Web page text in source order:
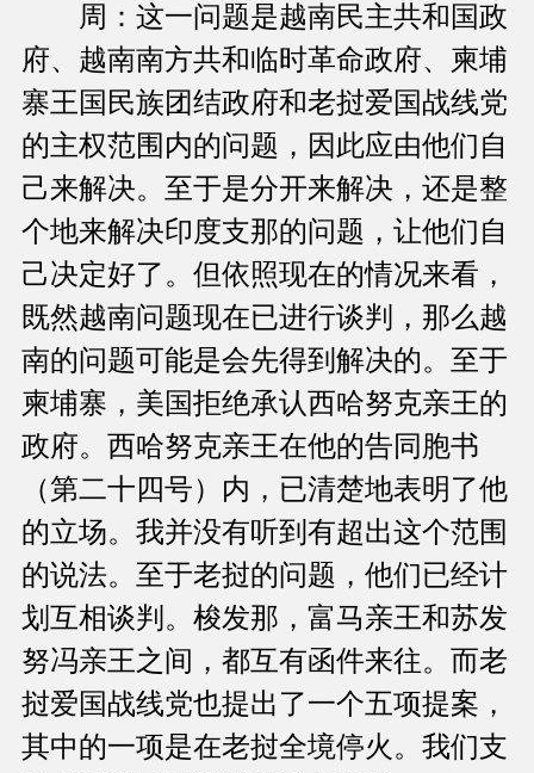
周：这一问题是越南民主共和国政
府、越南南方共和临时革命政府、柬埔
寨王国民族团结政府和老挝爱国战线党
的主权范围内的问题，因此应由他们自
己来解决。至于是分开来解决，还是整
个地来解决印度支那的问题，让他们自
己决定好了。但依照现在的情况来看，
既然越南问题现在已进行谈判，那么越
南的问题可能是会先得到解决的。至于
柬埔寨，美国拒绝承认西哈努克亲王的
政府。西哈努克亲王在他的告同胞书
（第二十四号）内，已清楚地表明了他
的立场。我并没有听到有超出这个范围
的说法。至于老挝的问题，他们已经计
划互相谈判。梭发那，富马亲王和苏发
努冯亲王之间，都互有函件来往。而老
挝爱国战线党也提出了一个五项提案，
其中的一项是在老挝全境停火。我们支